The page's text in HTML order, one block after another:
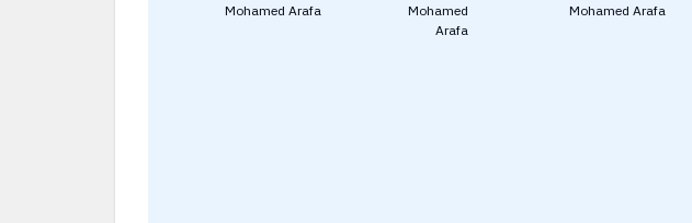
Mohamed Arafa
Mohamed
Arafa
Mohamed Arafa